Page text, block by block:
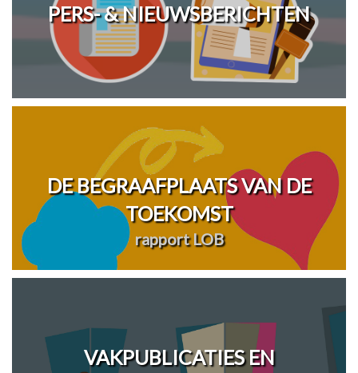
PERS- & NIEUWSBERICHTEN
DE BEGRAAFPLAATS VAN DE
TOEKOMST
rapport LOB
VAKPUBLICATIES EN